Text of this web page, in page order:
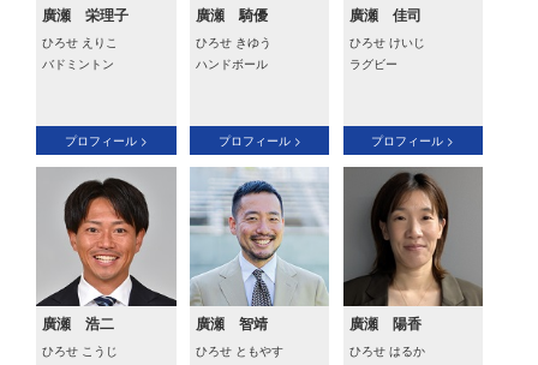
廣瀬 栄理子
ひろせ えりこ
バドミントン
プロフィール >
廣瀬 騎優
ひろせ きゆう
ハンドボール
プロフィール >
廣瀬 佳司
ひろせ けいじ
ラグビー
プロフィール >
廣瀬 浩二
ひろせ こうじ
廣瀬 智靖
ひろせ ともやす
廣瀬 陽香
ひろせ はるか